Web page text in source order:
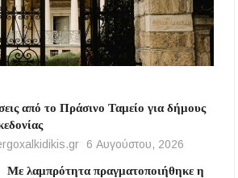
από το Πράσινο Ταμείο για δήμους
6 Αυγούστου, 2026
Με λαμπρότητα πραγματοποιήθηκε η